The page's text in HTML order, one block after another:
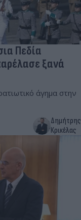
Πεδία
ξανά
άγημα στην
Δημήτρης
Κρικέλας